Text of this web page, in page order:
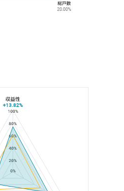
総戸数
20.00%
ＪＴビルと大田区の平均値の総合評価の比較
100%
80%
60%
40%
20%
0%
収益性
+13.82%